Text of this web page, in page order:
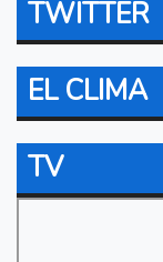
TWITTER
EL CLIMA
TV